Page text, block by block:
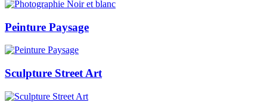
Peinture Paysage
Sculpture Street Art